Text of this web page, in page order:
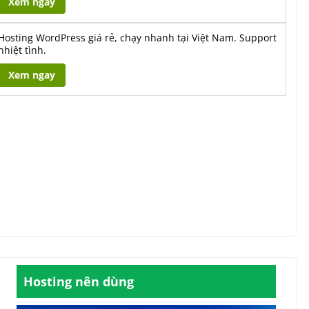
WordPress giá rẻ, chạy nhanh tại Việt Nam. Support
tình.
Xem ngay
Hosting nên dùng